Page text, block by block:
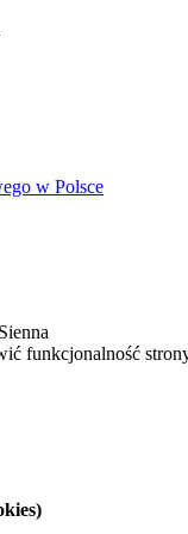
w Polsce
funkcjonalność